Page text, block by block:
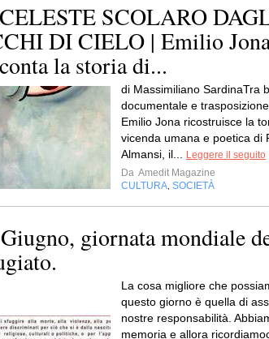
SCOLARO
DI CIELO | Emilio
la storia di...
di Massimiliano SardinaTra
documentale e
Emilio Jona ricostruisce la
vicenda umana e poetica di
Almansi, il...
Leggere il seguito
Da Amedit Magazine
CULTURA SOCIETÀ
giornata mondiale
La cosa migliore che
questo giorno è quella di
nostre responsabilità.
memoria e allora